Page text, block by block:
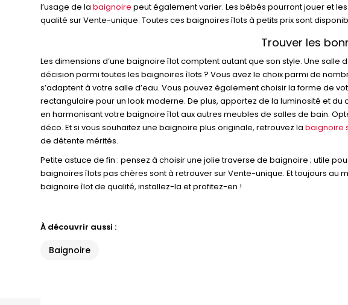
l’usage de labaignoire peut également varier. Les bébés pourront jouer et
qualité sur Vente-unique. Toutes ces baignoires îlots à petits prix sont
Trouver les
Les dimensions d’une baignoire îlot comptent autant que son style. Une
décision parmi toutes les baignoires îlots ? Vous avez le choix parmi de
s’adaptent à votre salle d’eau. Vous pouvez également choisir la forme de
rectangulaire pour un look moderne. De plus, apportez de la luminosité et
en harmonisant votre baignoire îlot aux autres meubles de salles de bain.
déco. Et si vous souhaitez une baignoire plus originale, retrouvez labaignoire
de détente mérités.
Petite astuce de fin : pensez à choisir une jolie traverse de baignoire ; utile
baignoires îlots pas chères sont à retrouver sur Vente-unique. Et toujours
baignoire îlot de qualité, installez-la et profitez-en !
À découvrir aussi :
Baignoire